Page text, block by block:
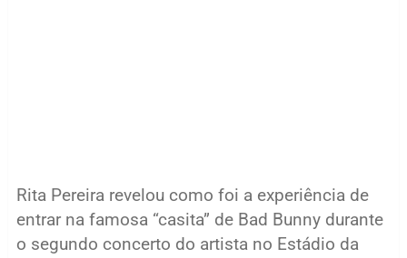
Rita Pereira revelou como foi a experiência de
entrar na famosa “casita” de Bad Bunny durante
o segundo concerto do artista no Estádio da